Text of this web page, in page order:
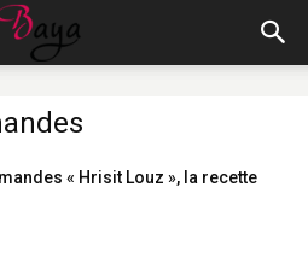
« Hrisit Louz », la recette